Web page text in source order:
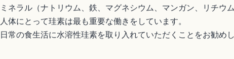
ミネラル（ナトリウム、鉄、マグネシウム、マンガン、リチウ
人体にとって珪素は最も重要な働きをしています。
日常の食生活に水溶性珪素を取り入れていただくことをお勧めし